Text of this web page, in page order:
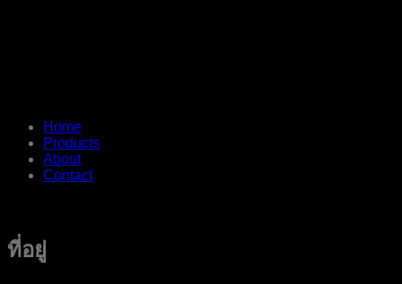
Home
Products
About
Contact
ที่อยู่